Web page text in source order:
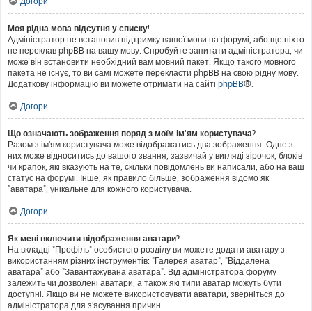
Моя рідна мова відсутня у списку!
Адміністратор не встановив підтримку вашої мови на форумі, або ще ніхто
не переклав phpBB на вашу мову. Спробуйте запитати адміністратора, чи
може він встановити необхідний вам мовний пакет. Якщо такого мовного
пакета не існує, то ви самі можете перекласти phpBB на свою рідну мову.
Додаткову інформацію ви можете отримати на сайті phpBB®.
Догори
Що означають зображення поряд з моїм ім'ям користувача?
Разом з ім'ям користувача може відображатись два зображення. Одне з
них може відноситись до вашого звання, зазвичай у вигляді зірочок, блоків
чи крапок, які вказують на те, скільки повідомлень ви написали, або на ваш
статус на форумі. Інше, як правило більше, зображення відомо як
"аватара", унікальне для кожного користувача.
Догори
Як мені включити відображення аватари?
На вкладці "Профіль" особистого розділу ви можете додати аватару з
використанням різних інструментів: "Галерея аватар", "Віддалена
аватара" або "Завантажувана аватара". Від адміністратора форуму
залежить чи дозволені аватари, а також які типи аватар можуть бути
доступні. Якщо ви не можете використовувати аватари, зверніться до
адміністратора для з'ясування причин.